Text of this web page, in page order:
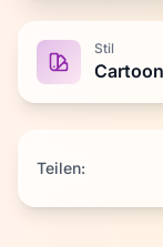
Stil
Cartoon
Teilen: